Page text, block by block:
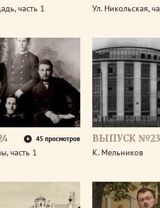
часть 1 Ул. Никольская,
45 просмотров
часть 1
ВЫПУСК №23
К. Мельников